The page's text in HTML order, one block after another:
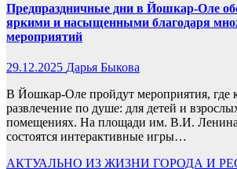
Предпраздничные дни в Йошкар-Оле
яркими и насыщенными благодаря
мероприятий
29.12.2025 Дарья Быкова
В Йошкар-Оле пройдут мероприятия, где
развлечение по душе: для детей и
помещениях. На площади им. В.И. Ленина
состоятся интерактивные игры…
АКТУАЛЬНО ИЗ ЖИЗНИ ГОРОДА И